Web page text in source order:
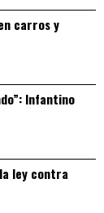
carros y
Infantino
ley contra